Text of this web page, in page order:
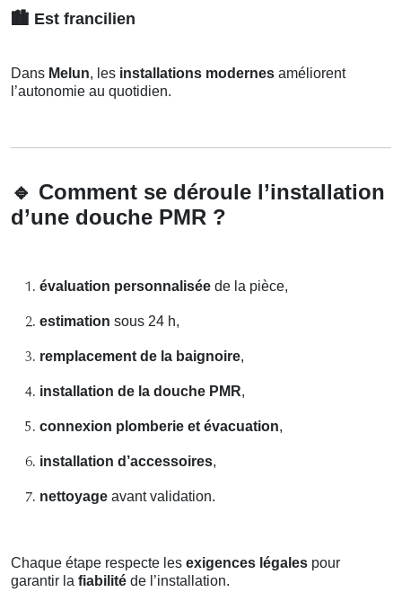
🏙️ Est francilien
Dans Melun, les installations modernes améliorent
l’autonomie au quotidien.
🔹 Comment se déroule l’installation
d’une douche PMR ?
évaluation personnalisée de la pièce,
estimation sous 24 h,
remplacement de la baignoire,
installation de la douche PMR,
connexion plomberie et évacuation,
installation d’accessoires,
nettoyage avant validation.
Chaque étape respecte les exigences légales pour
garantir la fiabilité de l’installation.